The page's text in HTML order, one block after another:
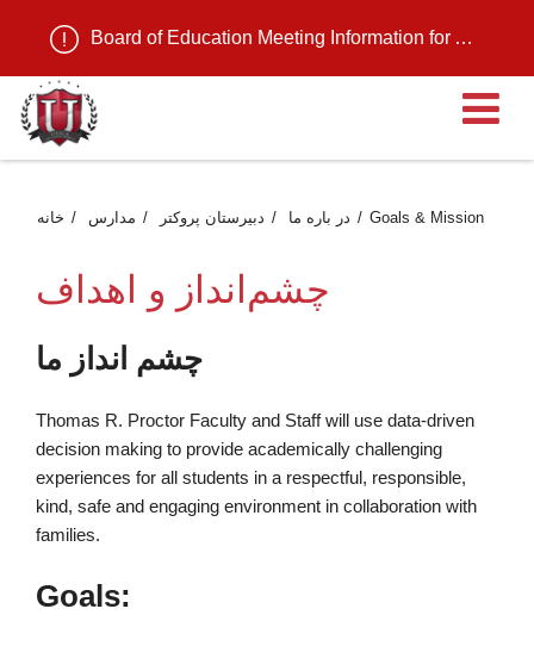
Board of Education Meeting Information for August 11, 2026
خانه مدارس دبیرستان پروکتر در باره ما Goals & Mission
چشم‌انداز و اهداف
چشم انداز ما
Thomas R. Proctor Faculty and Staff will use data-driven
decision making to provide academically challenging
experiences for all students in a respectful, responsible,
kind, safe and engaging environment in collaboration with
families.
Goals: